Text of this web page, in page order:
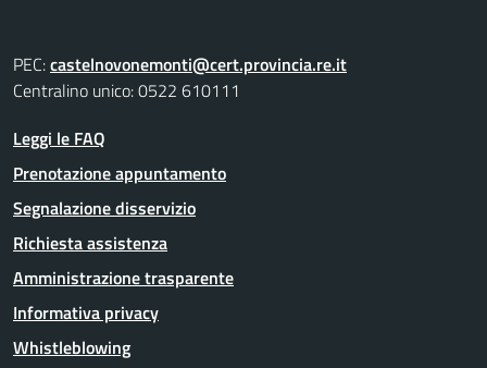
PEC:castelnovonemonti@cert.provincia.re.it
Centralino unico: 0522 610111
Leggi le FAQ
Prenotazione appuntamento
Segnalazione disservizio
Richiesta assistenza
Amministrazione trasparente
Informativa privacy
Whistleblowing